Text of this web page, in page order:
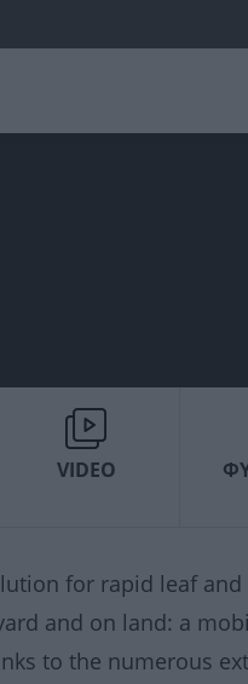
VIDEO
for rapid leaf
and on land: a
to the numerous